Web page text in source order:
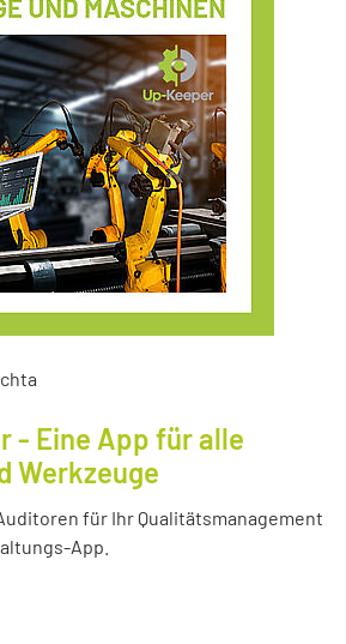
- Eine App für alle
Werkzeuge
für Ihr Qualitätsmanagement
App.